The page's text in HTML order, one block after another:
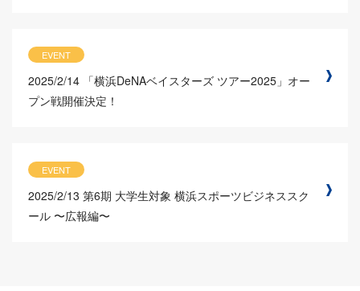
EVENT
2025/2/14 「横浜DeNAベイスターズ ツアー2025」オー
プン戦開催決定！
EVENT
2025/2/13 第6期 大学生対象 横浜スポーツビジネススク
ール 〜広報編〜